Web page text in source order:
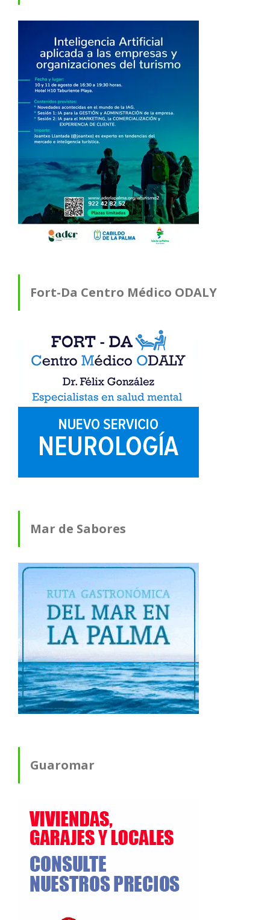
Fort-Da Centro Médico ODALY
Mar de Sabores
Guaromar